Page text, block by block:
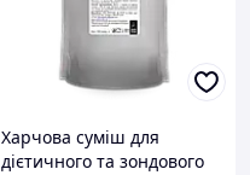
Харчова суміш для
дієтичного та зондового